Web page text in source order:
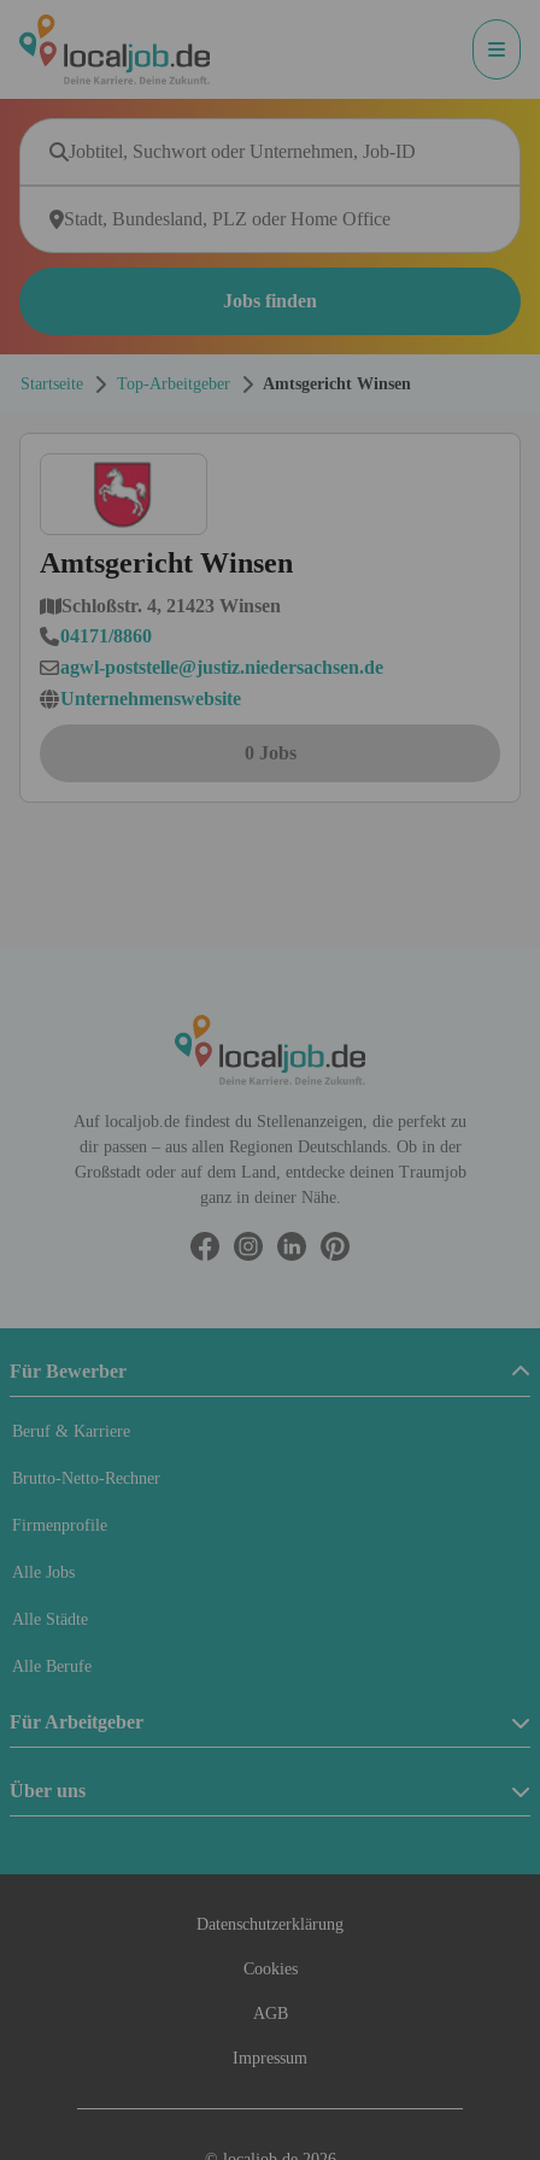
Jobs finden
Startseite Top-Arbeitgeber Amtsgericht Winsen
Amtsgericht Winsen
Schloßstr. 4, 21423 Winsen
04171/8860
agwl-poststelle@justiz.niedersachsen.de
Unternehmenswebsite
0 Jobs
Auf localjob.de findest du Stellenanzeigen, die perfekt zu
dir passen – aus allen Regionen Deutschlands. Ob in der
Großstadt oder auf dem Land, entdecke deinen Traumjob
ganz in deiner Nähe.
Für Bewerber
Beruf & Karriere
Brutto-Netto-Rechner
Firmenprofile
Alle Jobs
Alle Städte
Alle Berufe
Für Arbeitgeber
Stellenanzeige schalten
Beraterfinder
Über uns
Datenschutzerklärung
Cookies
AGB
Impressum